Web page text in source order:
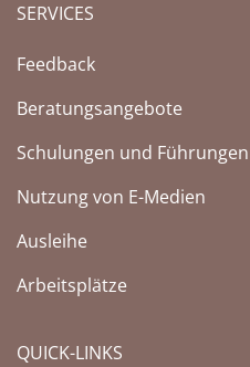
SERVICES
Feedback
Beratungsangebote
Schulungen und Führungen
Nutzung von E-Medien
Ausleihe
Arbeitsplätze
QUICK-LINKS